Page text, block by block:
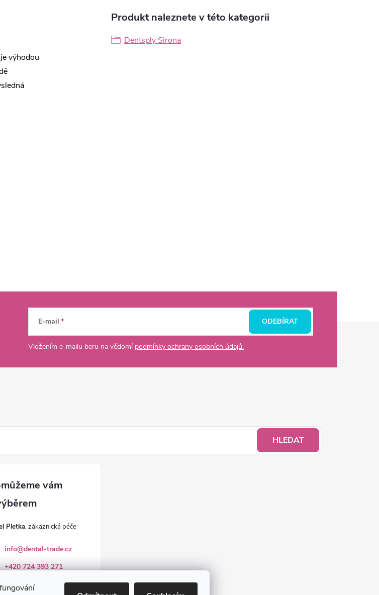
výhodou
Produkt naleznete v této kategorii
Dentsply Sirona
E-mail
Vložením e-mailu beru na vědomí podmínky ochrany osobních údajů.
ODEBÍRAT
HLEDAT
Pletka
info@dental-trade.cz
+420 724 393 271
Sledujte nás na FB